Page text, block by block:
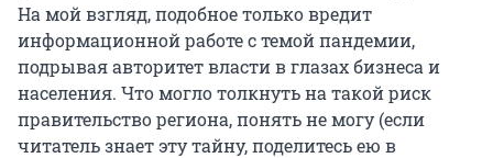
На мой взгляд, подобное только вредит
информационной работе с темой пандемии,
подрывая авторитет власти в глазах бизнеса и
населения. Что могло толкнуть на такой риск
правительство региона, понять не могу (если
читатель знает эту тайну, поделитесь ею в